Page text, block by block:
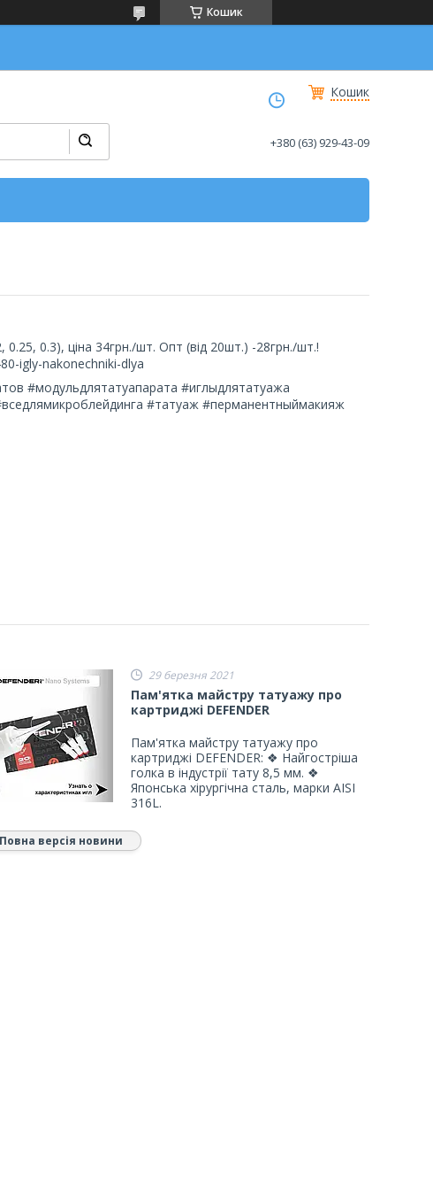
Кошик
Кошик
+380 (63) 929-43-09
0.3), ціна 34грн./шт. Опт (від 20шт.) -28грн./шт.!
igly-nakonechniki-dlya
#модульдлятатуапарата #иглыдлятатуажа
#татуаж #перманентныймакияж
29 березня 2021
Пам'ятка майстру татуажу про
картриджі DEFENDER
Пам'ятка майстру татуажу про
картриджі DEFENDER: ❖ Найгостріша
голка в індустрії тату 8,5 мм. ❖
Японська хірургічна сталь, марки AISI
316L.
Повна версія новини